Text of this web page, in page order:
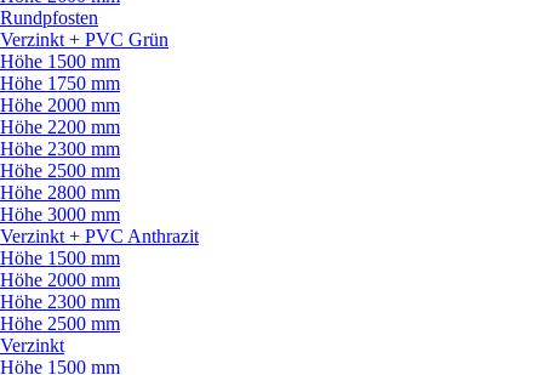
Rundpfosten
Verzinkt + PVC Grün
Höhe 1500 mm
Höhe 1750 mm
Höhe 2000 mm
Höhe 2200 mm
Höhe 2300 mm
Höhe 2500 mm
Höhe 2800 mm
Höhe 3000 mm
Verzinkt + PVC Anthrazit
Höhe 1500 mm
Höhe 2000 mm
Höhe 2300 mm
Höhe 2500 mm
Verzinkt
Höhe 1500 mm